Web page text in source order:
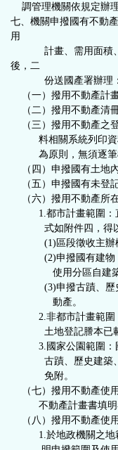
調管理機關依規定辦
七、 機關申撥國有不動
用
計畫、需用面積
後，二
份送國產署辦理：
（一）撥用不動產計
（二）撥用不動產清
（三）撥用不動產之
料相關系統列印資料
為原則，無須逐筆檢
（四）申撥國有土地
（五）申撥國有未登
（六）撥用不動產所
1.都市計畫範圍：直
式如附件四，得以公
(1)區段徵收主辦機
(2)申撥國有建物，
使用分區自建築之
(3)申撥古蹟、歷史
動產。
2.非都市計畫範圍：
土地登記謄本已載明
3.國家公園範圍：國
古蹟、歷史建築、紀
免附。
（七）撥用不動產使
不動產計畫書填明
（八）撥用不動產使
1.於地政機關之地籍